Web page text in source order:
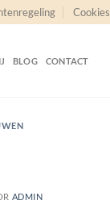
Cookies
BLOG CONTACT
ADMIN